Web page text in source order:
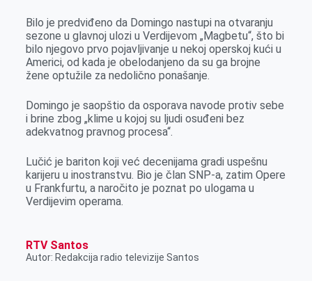
Bilo je predviđeno da Domingo nastupi na otvaranju
sezone u glavnoj ulozi u Verdijevom „Magbetu“, što bi
bilo njegovo prvo pojavljivanje u nekoj operskoj kući u
Americi, od kada je obelodanjeno da su ga brojne
žene optužile za nedolično ponašanje.
Domingo je saopštio da osporava navode protiv sebe
i brine zbog „klime u kojoj su ljudi osuđeni bez
adekvatnog pravnog procesa“.
Lučić je bariton koji već decenijama gradi uspešnu
karijeru u inostranstvu. Bio je član SNP-a, zatim Opere
u Frankfurtu, a naročito je poznat po ulogama u
Verdijevim operama.
RTV Santos
Autor: Redakcija radio televizije Santos